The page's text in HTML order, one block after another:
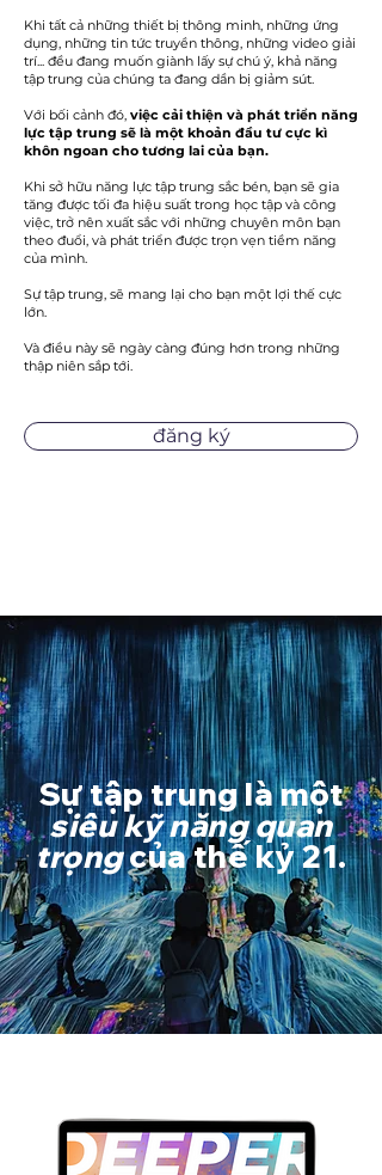
Khi tất cả những thiết bị thông minh, những ứng
dụng, những tin tức truyền thông, những video giải
trí... đều đang muốn giành lấy sự chú ý, khả năng
tập trung của chúng ta đang dần bị giảm sút.
Với bối cảnh đó, việc cải thiện và phát triển năng
lực tập trung sẽ là một khoản đầu tư cực kì
khôn ngoan cho tương lai của bạn.
Khi sở hữu năng lực tập trung sắc bén, bạn sẽ gia
tăng được tối đa hiệu suất trong học tập và công
việc, trở nên xuất sắc với những chuyên môn bạn
theo đuổi, và phát triển được trọn vẹn tiềm năng
của mình.
Sự tập trung, sẽ mang lại cho bạn một lợi thế cực
lớn.
Và điều này sẽ ngày càng đúng hơn trong những
thập niên sắp tới.
đăng ký
Sự tập trung là một
siêu kỹ năng quan
trọngcủa thế kỷ 21.